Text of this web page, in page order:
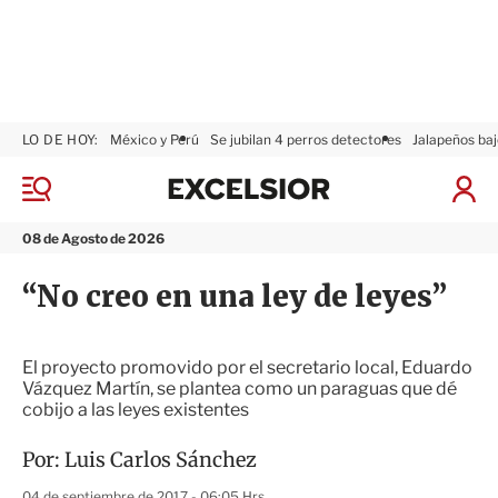
M
n
08 de Agosto de 2026
LO DE HOY: México y Perú Se jubilan 4 perros detectores Jalapeños
I
e
x
s
i
“No creo en una ley de leyes”
El proyecto promovido por el secretario local, Eduardo
Vázquez Martín, se plantea como un paraguas que dé
cobijo a las leyes existentes
Por: Luis Carlos Sánchez